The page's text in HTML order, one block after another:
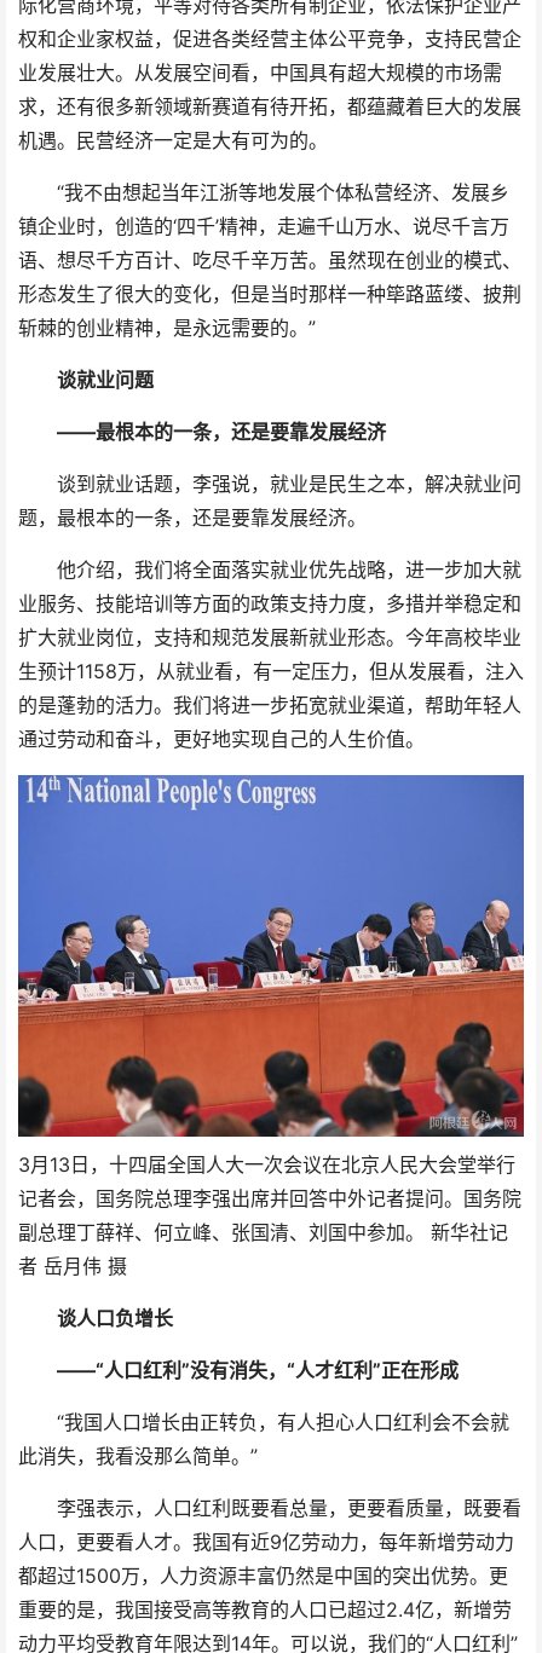
际化营商环境，平等对待各类所有制企业，依法保护企业产
权和企业家权益，促进各类经营主体公平竞争，支持民营企
业发展壮大。从发展空间看，中国具有超大规模的市场需
求，还有很多新领域新赛道有待开拓，都蕴藏着巨大的发展
机遇。民营经济一定是大有可为的。
“我不由想起当年江浙等地发展个体私营经济、发展乡
镇企业时，创造的‘四千’精神，走遍千山万水、说尽千言万
语、想尽千方百计、吃尽千辛万苦。虽然现在创业的模式、
形态发生了很大的变化，但是当时那样一种筚路蓝缕、披荆
斩棘的创业精神，是永远需要的。”
谈就业问题
——最根本的一条，还是要靠发展经济
谈到就业话题，李强说，就业是民生之本，解决就业问
题，最根本的一条，还是要靠发展经济。
他介绍，我们将全面落实就业优先战略，进一步加大就
业服务、技能培训等方面的政策支持力度，多措并举稳定和
扩大就业岗位，支持和规范发展新就业形态。今年高校毕业
生预计1158万，从就业看，有一定压力，但从发展看，注入
的是蓬勃的活力。我们将进一步拓宽就业渠道，帮助年轻人
通过劳动和奋斗，更好地实现自己的人生价值。
3月13日，十四届全国人大一次会议在北京人民大会堂举行
记者会，国务院总理李强出席并回答中外记者提问。国务院
副总理丁薛祥、何立峰、张国清、刘国中参加。 新华社记
者 岳月伟 摄
谈人口负增长
——“人口红利”没有消失，“人才红利”正在形成
“我国人口增长由正转负，有人担心人口红利会不会就
此消失，我看没那么简单。”
李强表示，人口红利既要看总量，更要看质量，既要看
人口，更要看人才。我国有近9亿劳动力，每年新增劳动力
都超过1500万，人力资源丰富仍然是中国的突出优势。更
重要的是，我国接受高等教育的人口已超过2.4亿，新增劳
动力平均受教育年限达到14年。可以说，我们的“人口红利”